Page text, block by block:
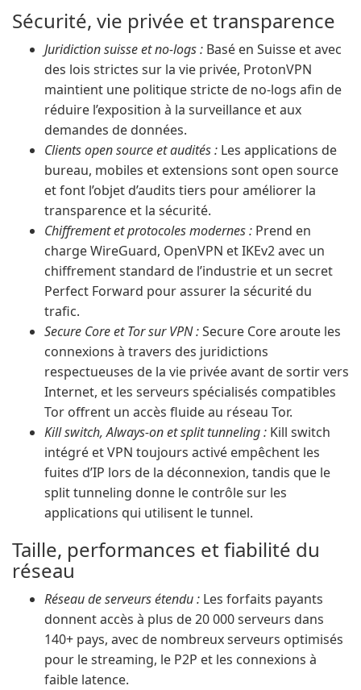
Sécurité, vie privée et transparence
Juridiction suisse et no-logs : Basé en Suisse et avec
des lois strictes sur la vie privée, ProtonVPN
maintient une politique stricte de no-logs afin de
réduire l’exposition à la surveillance et aux
demandes de données.
Clients open source et audités : Les applications de
bureau, mobiles et extensions sont open source
et font l’objet d’audits tiers pour améliorer la
transparence et la sécurité.
Chiffrement et protocoles modernes : Prend en
charge WireGuard, OpenVPN et IKEv2 avec un
chiffrement standard de l’industrie et un secret
Perfect Forward pour assurer la sécurité du
trafic.
Secure Core et Tor sur VPN :Secure Core aroute les
connexions à travers des juridictions
respectueuses de la vie privée avant de sortir vers
Internet, et les serveurs spécialisés compatibles
Tor offrent un accès fluide au réseau Tor.
Kill switch, Always-on et split tunneling : Kill switch
intégré et VPN toujours activé empêchent les
fuites d’IP lors de la déconnexion, tandis que le
split tunneling donne le contrôle sur les
applications qui utilisent le tunnel.
Taille, performances et fiabilité du
réseau
Réseau de serveurs étendu : Les forfaits payants
donnent accès à plus de 20 000 serveurs dans
140+ pays, avec de nombreux serveurs optimisés
pour le streaming, le P2P et les connexions à
faible latence.